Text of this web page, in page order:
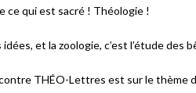
ce qui est sacré ! Théologie !
et la zoologie, c’est l’étude des
THÉO-Lettres est sur le thème